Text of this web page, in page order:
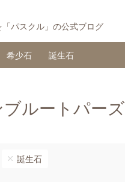
パスクル」の公式ブログ
希少石 誕生石
ブルートパー
誕生石